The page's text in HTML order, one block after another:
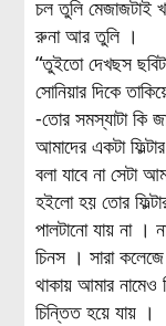
চল তুলি মেজাজটাই
রুনা আর তুলি ।
“তুইতো দেখছস
সোনিয়ার দিকে
-তোর সমস্যাটা কি
আমাদের একটা
বলা যাবে না সেটা
হইলো হয় তোর
পালটানো যায় না ।
চিনস । সারা
থাকায় আমার নামেও
চিন্তিত হয়ে যায় ।